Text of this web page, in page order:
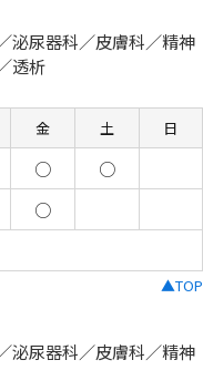
泌尿器科／皮膚科／精神
透析
金 土
日
○ ○
○
▲TOP
泌尿器科／皮膚科／精神